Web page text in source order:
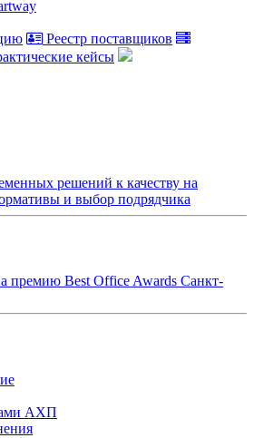
Реестр поставщиков
кейсы
решений к качеству на
и выбор подрядчика
премию Best Office Awards Санкт-
АХП